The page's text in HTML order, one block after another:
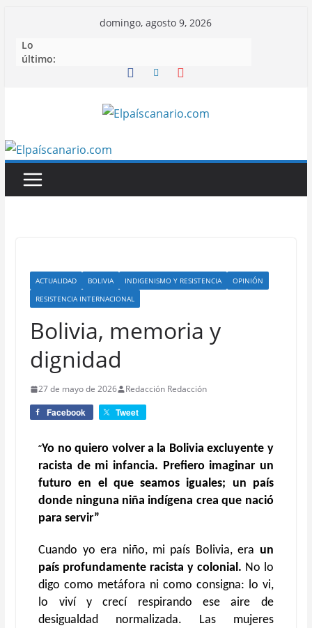
contenido
domingo, agosto 9, 2026
Lo
último:
ACTUALIDAD BOLIVIA INDIGENISMO Y RESISTENCIA
OPINIÓN
RESISTENCIA INTERNACIONAL
Bolivia, memoria y
dignidad
27 de mayo de 2026 Redacción Redacción
Facebook Tweet
“Yo no quiero volver a la Bolivia excluyente y
racista de mi infancia. Prefiero imaginar un
futuro en el que seamos iguales; un país
donde ninguna niña indígena crea que nació
para servir”
Cuando yo era niño, mi país Bolivia, era un
país profundamente racista y colonial. No lo
digo como metáfora ni como consigna: lo vi,
lo viví y crecí respirando ese aire de
desigualdad normalizada. Las mujeres